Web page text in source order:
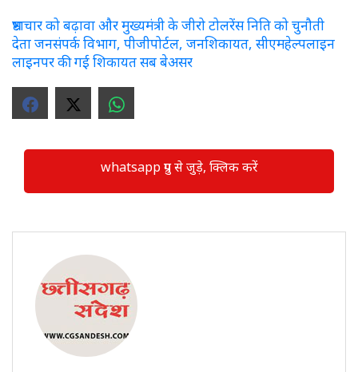
भ्रष्टाचार को बढ़ावा और मुख्यमंत्री के जीरो टोलरेंस निति को चुनौती
देता जनसंपर्क विभाग, पीजीपोर्टल, जनशिकायत, सीएमहेल्पलाइन
लाइनपर की गई शिकायत सब बेअसर
whatsapp ग्रुप से जुड़े, क्लिक करें